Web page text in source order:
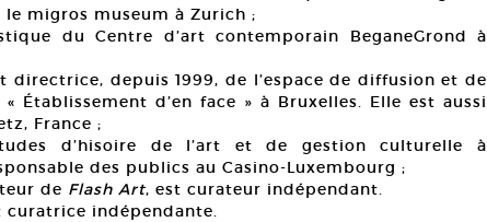
migros museum à Zurich ;
du Centre d’art contemporain BeganeGrond à
directrice, depuis 1999, de l’espace de diffusion et de
Établissement d’en face » à Bruxelles. Elle est aussi
France ;
d’hisoire de l’art et de gestion culturelle à
des publics au Casino-Luxembourg ;
de Flash Art, est curateur indépendant.
indépendante.